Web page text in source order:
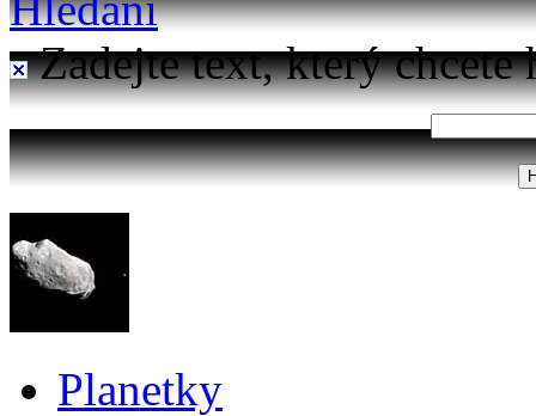
Zadejte text, který chcete
Planetky